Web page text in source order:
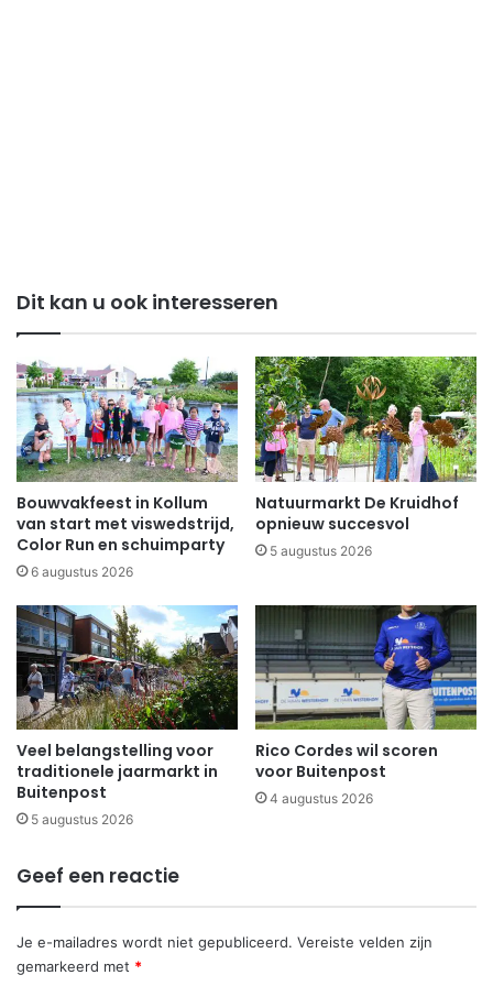
Dit kan u ook interesseren
Bouwvakfeest in Kollum
van start met viswedstrijd,
Color Run en schuimparty
6 augustus 2026
Natuurmarkt De Kruidhof
opnieuw succesvol
5 augustus 2026
Veel belangstelling voor
traditionele jaarmarkt in
Buitenpost
5 augustus 2026
Rico Cordes wil scoren
voor Buitenpost
4 augustus 2026
Geef een reactie
Je e-mailadres wordt niet gepubliceerd. Vereiste velden zijn
gemarkeerd met *